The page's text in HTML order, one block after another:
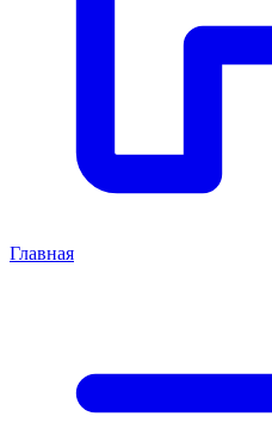
Главная